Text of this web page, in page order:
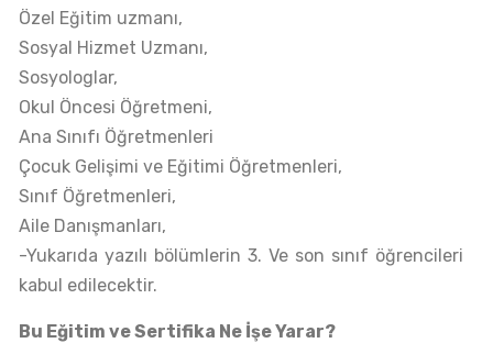
Özel Eğitim uzmanı,
Sosyal Hizmet Uzmanı,
Sosyologlar,
Okul Öncesi Öğretmeni,
Ana Sınıfı Öğretmenleri
Çocuk Gelişimi ve Eğitimi Öğretmenleri,
Sınıf Öğretmenleri,
Aile Danışmanları,
-Yukarıda yazılı bölümlerin 3. Ve son sınıf öğrencileri
kabul edilecektir.
Bu Eğitim ve Sertifika Ne İşe Yarar?